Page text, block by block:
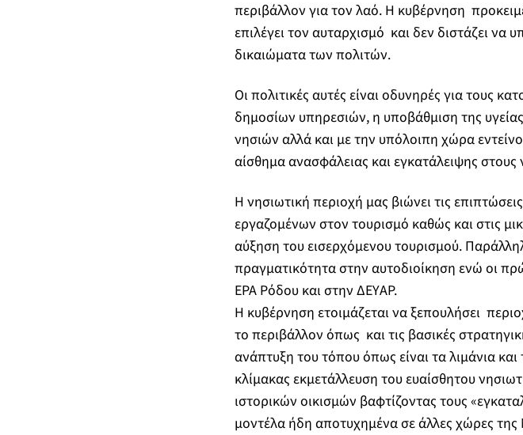
περιβάλλον για τον λαό. Η κυβέρνηση
επιλέγει τον αυταρχισμό και δεν διστάζει να
δικαιώματα των πολιτών.
Οι πολιτικές αυτές είναι οδυνηρές για τους
δημοσίων υπηρεσιών, η υποβάθμιση της
νησιών αλλά και με την υπόλοιπη χώρα
αίσθημα ανασφάλειας και εγκατάλειψης στους
Η νησιωτική περιοχή μας βιώνει τις
εργαζομένων στον τουρισμό καθώς και στις
αύξηση του εισερχόμενου τουρισμού.
πραγματικότητα στην αυτοδιοίκηση ενώ οι
ΕΡΑ Ρόδου και στην ΔΕΥΑΡ.
Η κυβέρνηση ετοιμάζεται να ξεπουλήσει
το περιβάλλον όπως και τις βασικές
ανάπτυξη του τόπου όπως είναι τα λιμάνια
κλίμακας εκμετάλλευση του ευαίσθητου
ιστορικών οικισμών βαφτίζοντας τους
μοντέλα ήδη αποτυχημένα σε άλλες χώρες της